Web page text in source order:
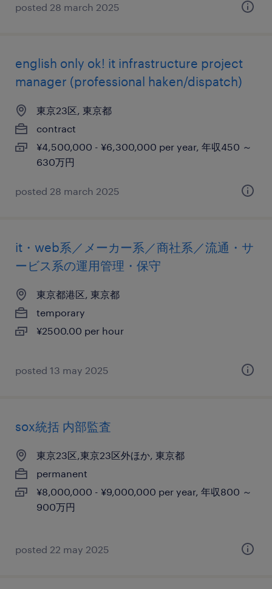
posted 28 march 2025
english only ok! it infrastructure project
manager (professional haken/dispatch)
東京23区, 東京都
contract
¥4,500,000 - ¥6,300,000 per year, 年収450 ～
630万円
posted 28 march 2025
it・web系／メーカー系／商社系／流通・サ
ービス系の運用管理・保守
東京都港区, 東京都
temporary
¥2500.00 per hour
posted 13 may 2025
sox統括 内部監査
東京23区,東京23区外ほか, 東京都
permanent
¥8,000,000 - ¥9,000,000 per year, 年収800 ～
900万円
posted 22 may 2025